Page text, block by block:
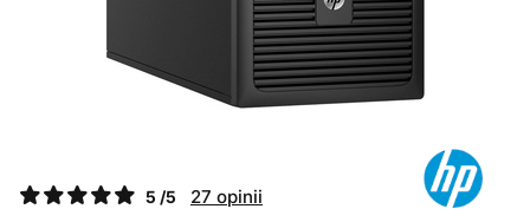
5 /5 27 opinii